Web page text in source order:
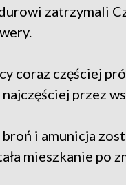
zatrzymali
coraz częściej
przez
i amunicja
mieszkanie po